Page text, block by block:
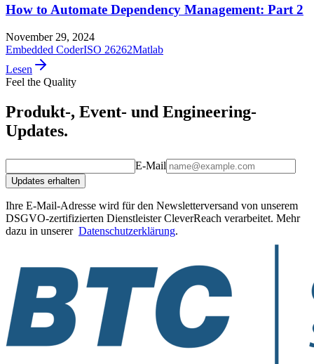
How to Automate Dependency Management: Part 2
November 29, 2024
Embedded CoderISO 26262Matlab
Lesen
Feel the Quality
Produkt-, Event- und Engineering-
Updates.
E-Mail
Updates erhalten
Ihre E-Mail-Adresse wird für den Newsletterversand von unserem
DSGVO-zertifizierten Dienstleister CleverReach verarbeitet. Mehr
dazu in unserer Datenschutzerklärung.